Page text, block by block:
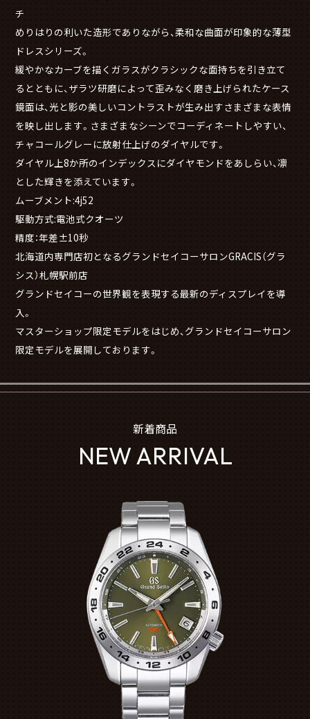
チ
めりはりの利いた造形でありながら、柔和な曲面が印象的な薄型
ドレスシリーズ。
緩やかなカーブを描くガラスがクラシックな面持ちを引き立て
るとともに、ザラツ研磨によって歪みなく磨き上げられたケース
鏡面は、光と影の美しいコントラストが生み出すさまざまな表情
を映し出します。さまざまなシーンでコーディネートしやすい、
チャコールグレーに放射仕上げのダイヤルです。
ダイヤル上8か所のインデックスにダイヤモンドをあしらい、凛
とした輝きを添えています。
ムーブメント:4j52
駆動方式:電池式クオーツ
精度：年差±10秒
北海道内専門店初となるグランドセイコーサロンGRACIS（グラ
シス）札幌駅前店
グランドセイコーの世界観を表現する最新のディスプレイを導
入。
マスターショップ限定モデルをはじめ、グランドセイコーサロン
限定モデルを展開しております。
新着商品
NEW ARRIVAL